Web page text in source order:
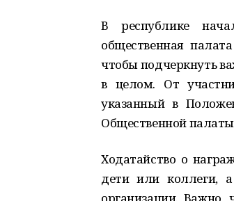
В республике
общественная
чтобы подчеркнуть
в целом. От
указанный в
Общественной
Ходатайство о
дети или коллеги,